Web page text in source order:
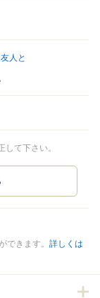
人と
て下さい。
できます。 詳しくは